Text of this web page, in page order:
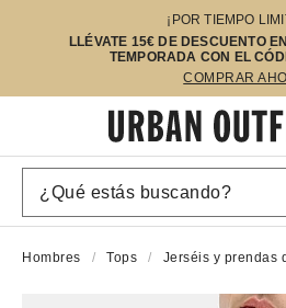
¡POR TIEMPO
LLÉVATE 15€ DE DESCUENTO
TEMPORADA CON EL
COMPRAR
Hombres Tops Jerséis y prendas